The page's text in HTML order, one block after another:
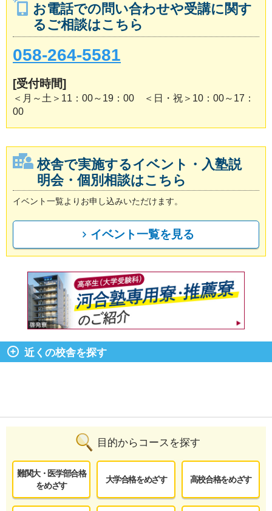
お電話での問い合わせや受講に関す
るご相談はこちら
058-264-5581
[受付時間]
＜月～土＞11：00～19：00 ＜日・祝＞10：00～17：
00
校舎で実施するイベント・入塾説
明会・個別相談はこちら
イベント一覧よりお申し込みいただけます。
イベント一覧を見る
近くの校舎を探す
目的からコースを探す
難関大・医学部合格
をめざす
大学合格をめざす 高校合格をめざす